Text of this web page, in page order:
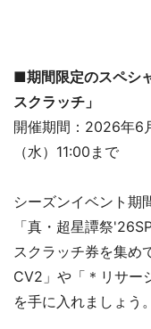
■期間限定のスペシ
スクラッチ」
開催期間：2026年6
（水）11:00まで
シーズンイベント期
「真・超星譚祭
スクラッチ券を集め
CV2」や「＊リサー
を手に入れましょう。